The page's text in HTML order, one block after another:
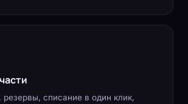
резервы, списание в один клик,